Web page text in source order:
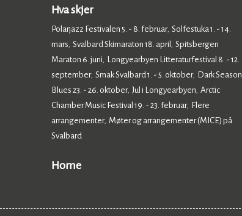
Hva skjer
Polarjazz Festivalen 5. - 8. februar, Solfestuka 1. - 14.
mars, Svalbard Skimaraton 18. april , Spitsbergen
Maraton 6. juni,
Longyearbyen Litteraturfestival 8. - 12.
september, Smak Svalbard 1. - 5. oktober,
Dark Season
Blues 23. - 26. oktober, Jul i Longyearbyen, Arctic
Chamber Music Festival 19. - 23. februar,
Flere
arrangementer, Møter og arrangementer (MICE) på
Svalbard,
Home